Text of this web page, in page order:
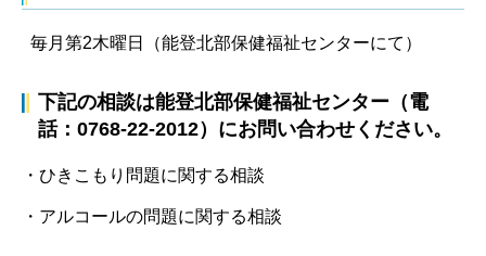
毎月第2木曜日（能登北部保健福祉センターにて）
下記の相談は能登北部保健福祉センター（電
話：0768-22-2012）にお問い合わせください。
・ひきこもり問題に関する相談
・アルコールの問題に関する相談